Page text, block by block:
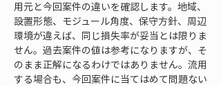
用元と今回案件の違いを確認します。地域、
設置形態、モジュール角度、保守方針、周辺
環境が違えば、同じ損失率が妥当とは限りま
せん。過去案件の値は参考になりますが、そ
のまま正解になるわけではありません。流用
する場合も、今回案件に当てはめて問題ない